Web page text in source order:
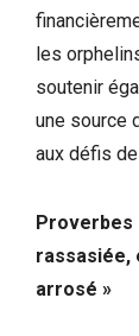
les
soutenir
une source
aux défis
Proverbes
rassasiée,
arrosé »